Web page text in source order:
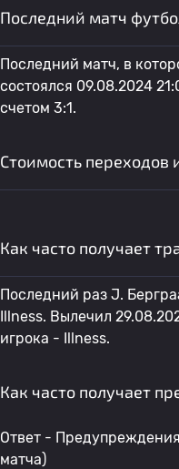
Последний матч
Последний матч, в
состоялся 09.08.2024
счетом 3:1.
Стоимость переходов
Как часто получает
Последний раз J.
Illness. Вылечил
игрока - Illness.
Как часто получает
Ответ -
матча)